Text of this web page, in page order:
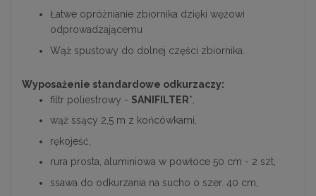
Łatwe opróżnianie zbiornika dzięki wężowi
odprowadzającemu
Wąż spustowy do dolnej części zbiornika.
Wyposażenie standardowe odkurzaczy:
filtr poliestrowy - SANIFILTER*,
wąż ssący 2,5 m z końcówkami,
rękojeść,
rura prosta, aluminiowa w powłoce 50 cm - 2 szt,
ssawa do odkurzania na sucho o szer. 40 cm,